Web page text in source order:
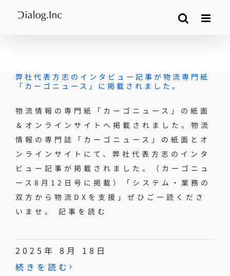
弊社代表方志のインタビュー記事が物流専門紙
「カーゴニュース」に掲載されました。
物流情報の専門紙「カーゴニュース」の紙面
＆オンラインサイトへ掲載されました。物流
情報の専門誌「カーゴニュース」の紙面とオ
ンラインサイトにて、弊社代表方志のインタ
ビュー記事が掲載されました。（カーゴニュ
ース8月12日号に掲載）「システム・業務の
双方から物流DXを支援」ぜひご一読くださ
いませ。 記事を読む
2025年 8月 18日
続きを読む